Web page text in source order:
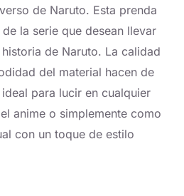
de Naruto. Esta prenda
la serie que desean llevar
de Naruto. La calidad
del material hacen de
para lucir en cualquier
anime o simplemente como
con un toque de estilo